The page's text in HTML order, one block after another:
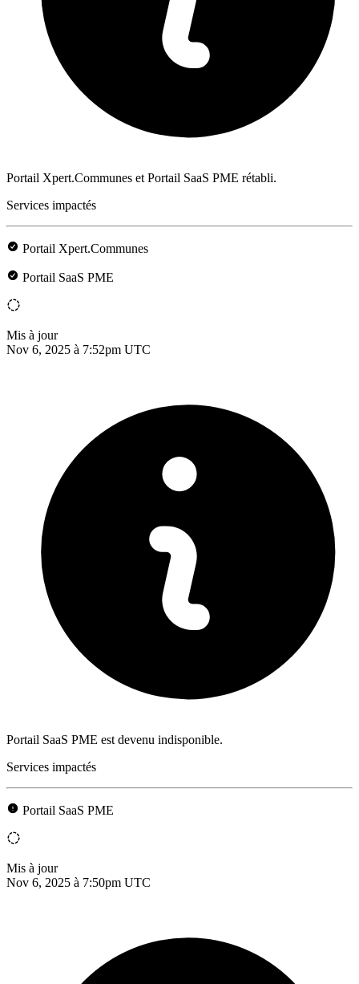
Portail Xpert.Communes et Portail SaaS PME rétabli.
Services impactés
Portail Xpert.Communes
Portail SaaS PME
Mis à jour
Nov 6, 2025 à 7:52pm UTC
Portail SaaS PME est devenu indisponible.
Services impactés
Portail SaaS PME
Mis à jour
Nov 6, 2025 à 7:50pm UTC